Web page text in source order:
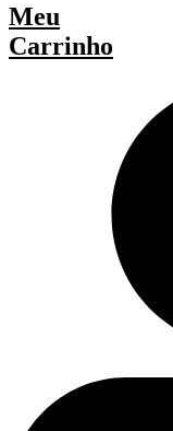
Meu
Carrinho